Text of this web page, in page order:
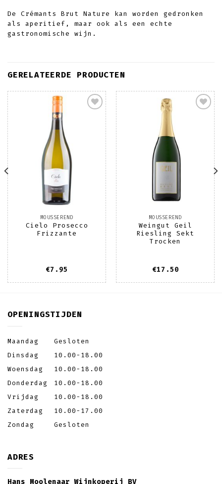
De Crémants Brut Nature kan worden gedronken
als aperitief, maar ook als een echte
gastronomische wijn.
GERELATEERDE PRODUCTEN
MOUSSEREND
Cielo Prosecco
Frizzante
€7.95
MOUSSEREND
Weingut Geil
Riesling Sekt
Trocken
€17.50
OPENINGSTIJDEN
Maandag
Gesloten
Dinsdag
10.00-18.00
Woensdag
10.00-18.00
Donderdag
10.00-18.00
Vrijdag
10.00-18.00
Zaterdag
10.00-17.00
Zondag
Gesloten
ADRES
Hans Moolenaar Wijnkoperij BV